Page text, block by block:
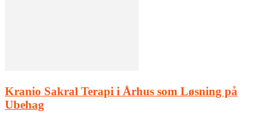
Kranio Sakral Terapi i Århus som Løsning på
Ubehag